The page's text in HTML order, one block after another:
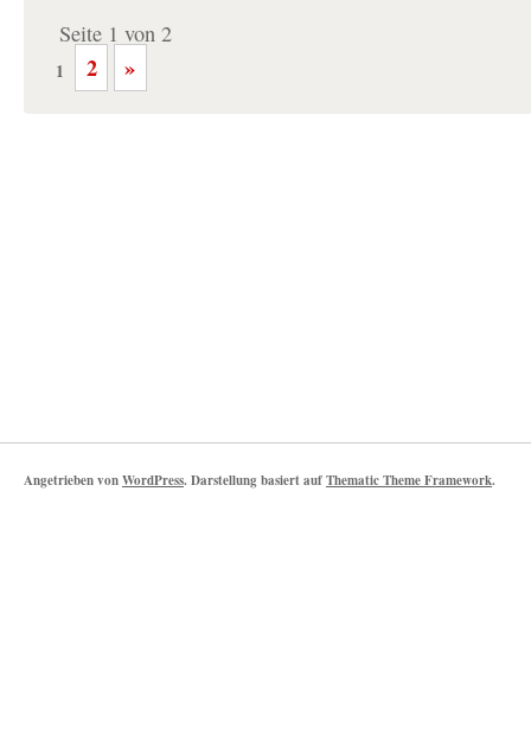
Seite 1 von 2
1 2 »
Angetrieben vonWordPress. Darstellung basiert aufThematic Theme Framework.